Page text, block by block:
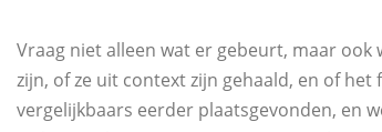
Vraag niet alleen wat er gebeurt, maar
zijn, of ze uit context zijn gehaald, en of
vergelijkbaars eerder plaatsgevonden, en